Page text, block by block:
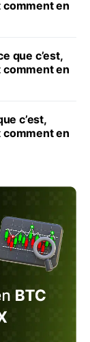
en
que c’est,
en
c’est,
en